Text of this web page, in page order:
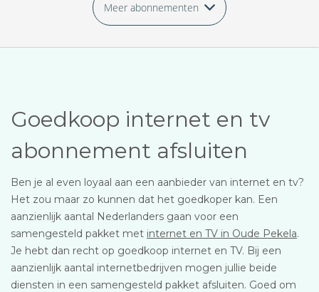
Meer abonnementen
Goedkoop internet en tv
abonnement afsluiten
Ben je al even loyaal aan een aanbieder van internet en tv?
Het zou maar zo kunnen dat het goedkoper kan. Een
aanzienlijk aantal Nederlanders gaan voor een
samengesteld pakket met internet en TV in Oude Pekela.
Je hebt dan recht op goedkoop internet en TV. Bij een
aanzienlijk aantal internetbedrijven mogen jullie beide
diensten in een samengesteld pakket afsluiten. Goed om